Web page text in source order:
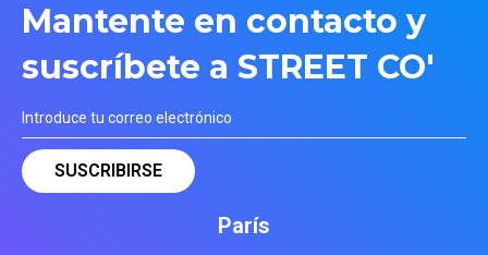
Mantente en contacto y
suscríbete a STREET CO'
París